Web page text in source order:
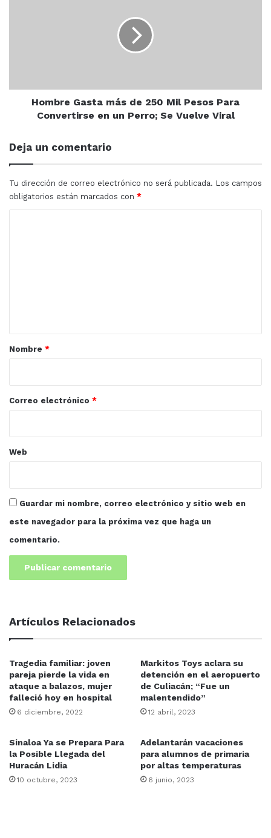
de oriente a poniente tramo Rubí
¡Disculpe las mejoras, estamos
trabajando para transformar
— Juan de Dios Gámez Mendívil
Convertirse
Vuelve
Viral
Hombre Gasta más de 250 Mil Pesos Para
Convertirse en un Perro; Se Vuelve Viral
Deja un comentario
Tu dirección de correo electrónico no será publicada. Los campos
obligatorios están marcados con *
r
*
Nombre *
Correo electrónico *
Web
Guardar mi nombre, correo electrónico y sitio web en
este navegador para la próxima vez que haga un
comentario.
Artículos Relacionados
Tragedia familiar: joven
pareja pierde la vida en
ataque a balazos, mujer
falleció hoy en hospital
6 diciembre, 2022
Markitos Toys aclara su
detención en el aeropuerto
de Culiacán; “Fue un
malentendido”
12 abril, 2023
Sinaloa Ya se Prepara Para
la Posible Llegada del
Huracán Lidia
10 octubre, 2023
Adelantarán vacaciones
para alumnos de primaria
por altas temperaturas
6 junio, 2023